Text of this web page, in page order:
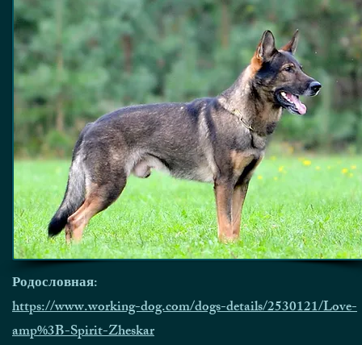
Родословная:
https://www.working-dog.com/dogs-details/2530121/Love-
amp%3B-Spirit-Zheskar